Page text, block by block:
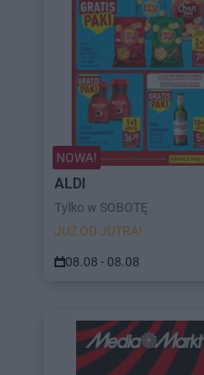
NOWA!
ALDI
Tylko w SOBOTĘ
JUŻ OD JUTRA!
08.08 - 08.08